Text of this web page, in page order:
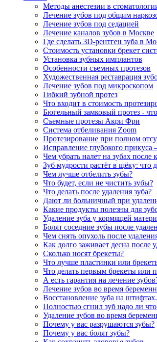
Методы анестезии в
Лечение зубов под общим
Лечение зубов под седацией
Лечение каналов зубов в Москве
Где сделать 3D-рентген зуба в
Стоимость установки брекет
Установка зубных имплантов
Особенности съемных протезов
Художественная реставрация
Лечение зубов под микроскопом
Гибкий зубной протез
Что входит в стоимость
Бюгельный замковый протез -
Съемные протезы Акри Фри
Система отбеливания Zoom
Протезирование при полном
Исправление глубокого
Чем убрать налет на зубах после
Зуб мудрости растёт в щёку: что
Чем лучше отбелить зубы?
Что будет, если не чистить зубы?
Что делать после удаления зуба?
Дают ли больничный при
Какие продукты полезны для
Удаление зуба у кормящей матери
Болят соседние зубы после
Чем снять опухоль после
Как долго заживает десна после
Сколько носят брекеты?
Что лучше пластинки или
Что делать первым брекеты или
А есть гарантия на лечение
Лечение зубов во время
Восстановление зуба на
Полностью сгнил зуб надо ли
Удаление зубов во время
Почему у вас разрушаются зубы?
Почему у вас болят зубы?